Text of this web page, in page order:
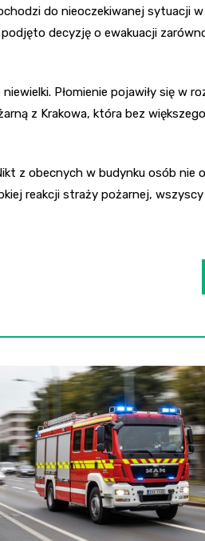
do nieoczekiwanej sytuacji
decyzję o ewakuacji
Płomienie pojawiły się w
z Krakowa, która bez
z obecnych w budynku osób nie
reakcji straży pożarnej,